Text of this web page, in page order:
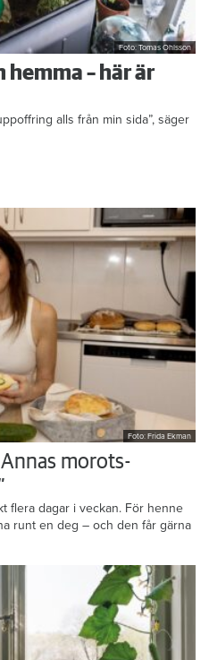
Foto: Tomas Ohlsson
hemma – här är
alls från min sida”, säger
Foto: Frida Ekman
morots-
flera dagar i veckan. För henne
runt en deg – och den får gärna